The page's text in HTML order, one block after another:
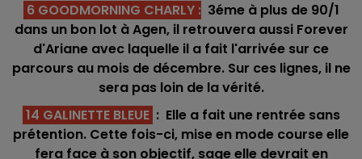
6 GOODMORNING CHARLY : 3éme à plus de 90/1
dans un bon lot à Agen, il retrouvera aussi Forever
d'Ariane avec laquelle il a fait l'arrivée sur ce
parcours au mois de décembre. Sur ces lignes, il ne
sera pas loin de la vérité.
14 GALINETTE BLEUE : Elle a fait une rentrée sans
prétention. Cette fois-ci, mise en mode course elle
fera face à son objectif, sage elle devrait en